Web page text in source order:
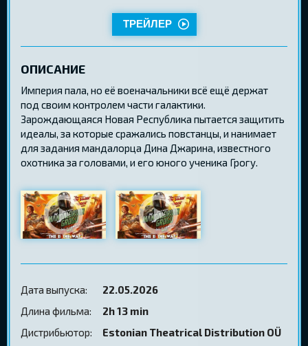
ТРЕЙЛЕР
ОПИСАНИЕ
Империя пала, но её военачальники всё ещё держат
под своим контролем части галактики.
Зарождающаяся Новая Республика пытается защитить
идеалы, за которые сражались повстанцы, и нанимает
для задания мандалорца Дина Джарина, известного
охотника за головами, и его юного ученика Грогу.
Дата выпуска:
22.05.2026
Длина фильма:
2h 13 min
Дистрибьютор:
Estonian Theatrical Distribution OÜ